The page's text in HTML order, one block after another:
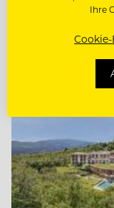
&
Entdecke alle Jobs
Ihre